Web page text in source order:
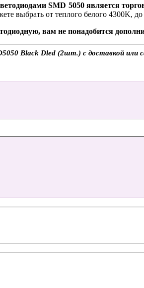
SMD 5050 является
выбрать от теплого белого 4300K,
вам не понадобится
Black Dled (2шт.) с доставкой или